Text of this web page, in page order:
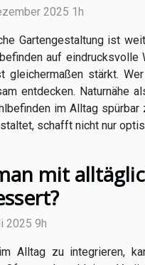
2025 1h
Gartengestaltung ist
auf eindrucksvolle
gleichermaßen stärkt.
entdecken. Naturnähe
im Alltag
schafft nicht nur
mit
2025 9h
Alltag zu integrieren,